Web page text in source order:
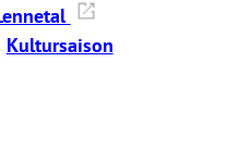
Kultursaison